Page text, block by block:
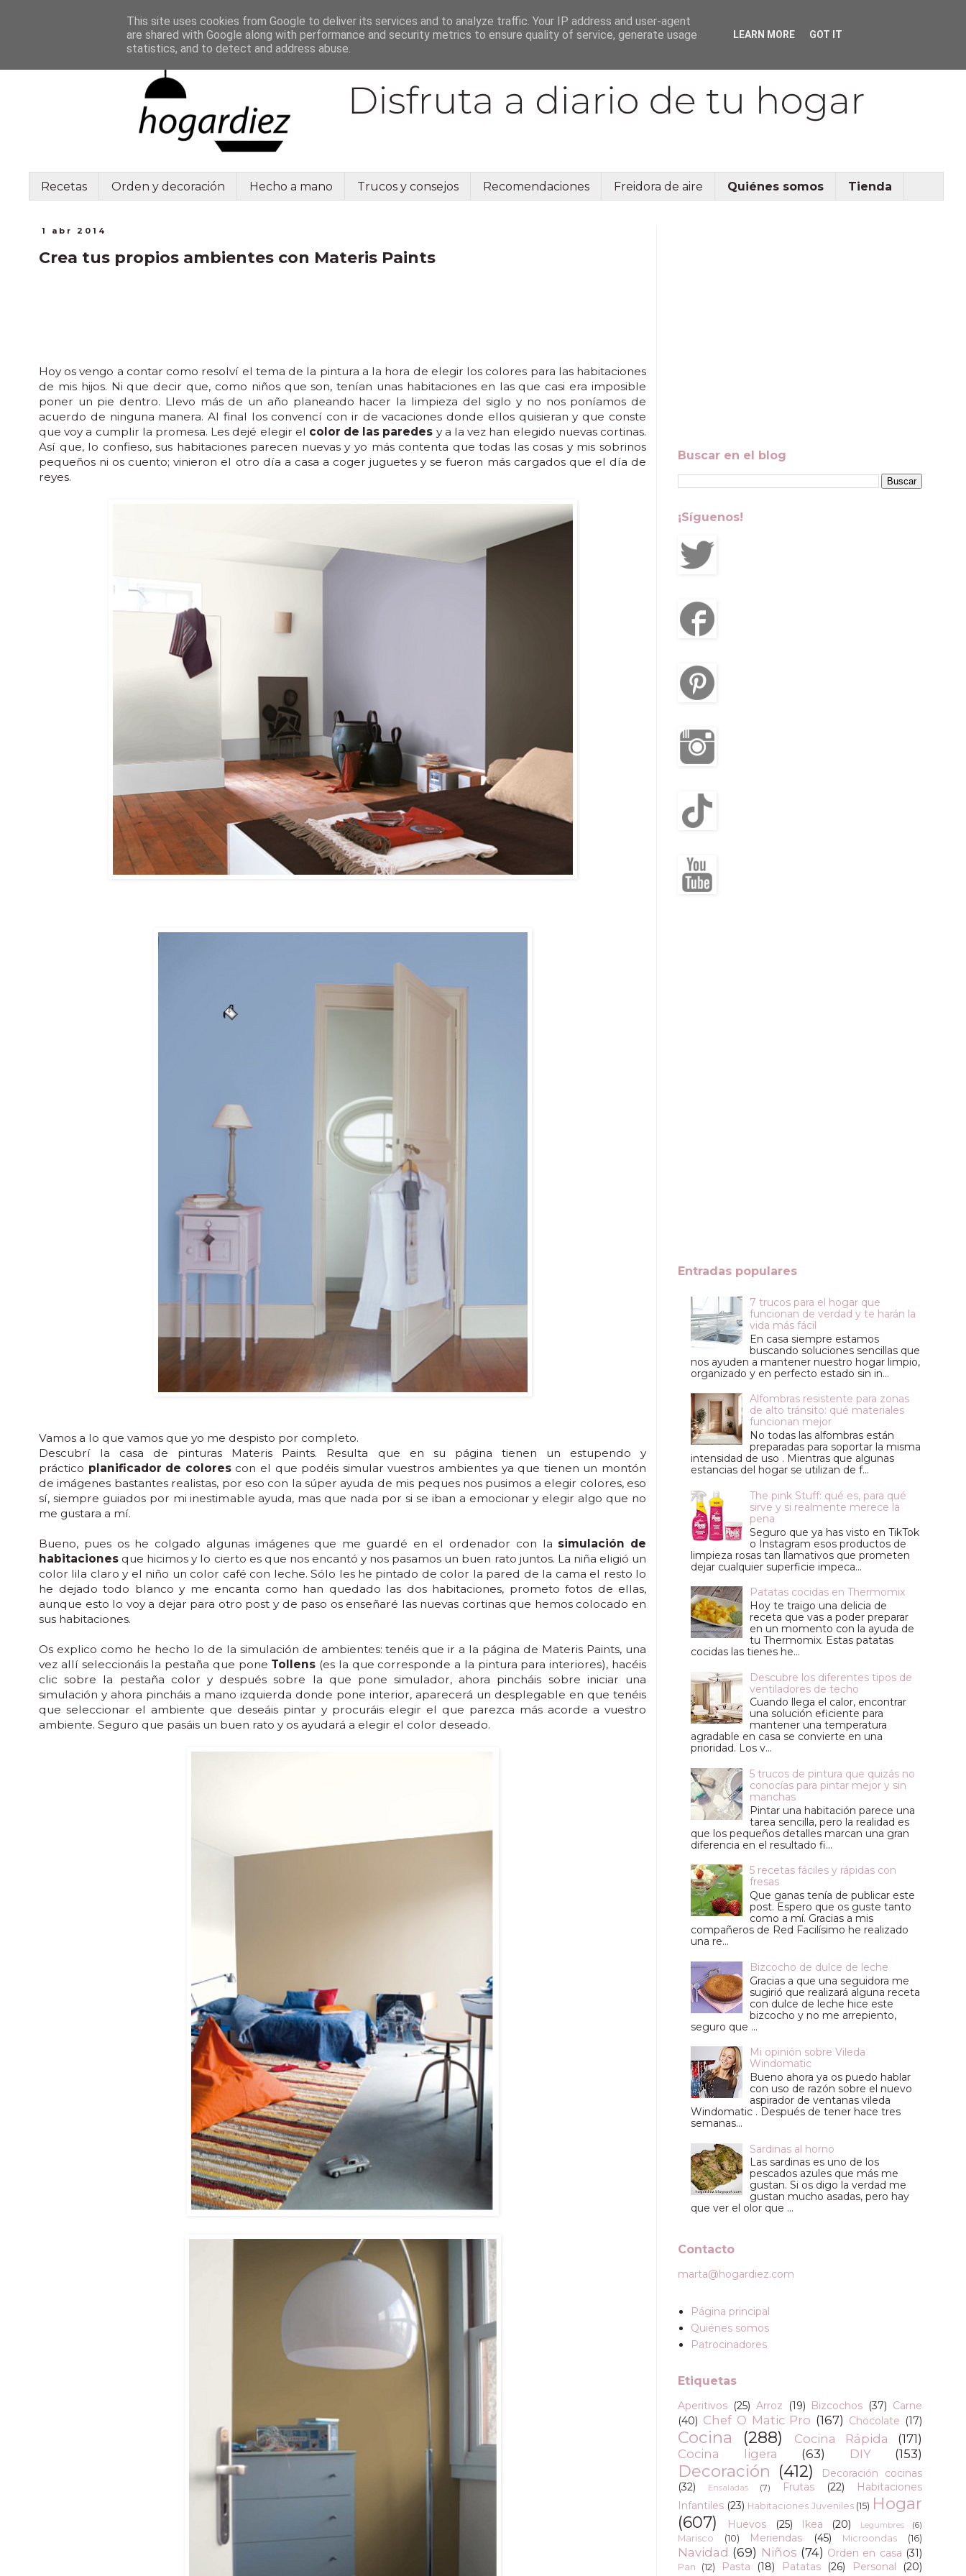
Recetas Orden y decoración Hecho a mano Trucos y consejos Recomendaciones Freidora de aire Quiénes somos Tienda
1 abr 2014
Crea tus propios ambientes con Materis Paints
Hoy os vengo a contar como resolví el tema de la pintura a la hora de elegir los colores para las habitaciones
de mis hijos. Ni que decir que, como niños que son, tenían unas habitaciones en las que casi era imposible
poner un pie dentro. Llevo más de un año planeando hacer la limpieza del siglo y no nos poníamos de
acuerdo de ninguna manera. Al final los convencí con ir de vacaciones donde ellos quisieran y que conste
que voy a cumplir la promesa. Les dejé elegir el color de las paredes y a la vez han elegido nuevas cortinas.
Así que, lo confieso, sus habitaciones parecen nuevas y yo más contenta que todas las cosas y mis sobrinos
pequeños ni os cuento; vinieron el otro día a casa a coger juguetes y se fueron más cargados que el día de
reyes.
Vamos a lo que vamos que yo me despisto por completo.
Descubrí la casa de pinturas Materis Paints. Resulta que en su página tienen un estupendo y
práctico planificador de colorescon el que podéis simular vuestros ambientes ya que tienen un montón
de imágenes bastantes realistas, por eso con la súper ayuda de mis peques nos pusimos a elegir colores, eso
sí, siempre guiados por mi inestimable ayuda, mas que nada por si se iban a emocionar y elegir algo que no
me gustara a mí.
Bueno, pues os he colgado algunas imágenes que me guardé en el ordenador con la simulación de
habitaciones que hicimos y lo cierto es que nos encantó y nos pasamos un buen rato juntos. La niña eligió un
color lila claro y el niño un color café con leche. Sólo les he pintado de color la pared de la cama el resto lo
he dejado todo blanco y me encanta como han quedado las dos habitaciones, prometo fotos de ellas,
aunque esto lo voy a dejar para otro post y de paso os enseñaré las nuevas cortinas que hemos colocado en
sus habitaciones.
Os explico como he hecho lo de la simulación de ambientes: tenéis que ir a la página de Materis Paints, una
vez allí seleccionáis la pestaña que pone Tollens (es la que corresponde a la pintura para interiores), hacéis
clic sobre la pestaña color y después sobre la que pone simulador, ahora pincháis sobre iniciar una
simulación y ahora pincháis a mano izquierda donde pone interior, aparecerá un desplegable en que tenéis
que seleccionar el ambiente que deseáis pintar y procuráis elegir el que parezca más acorde a vuestro
ambiente. Seguro que pasáis un buen rato y os ayudará a elegir el color deseado.
Buscar en el blog
¡Síguenos!
Entradas populares
7 trucos para el hogar que
funcionan de verdad y te harán la
vida más fácil
En casa siempre estamos
buscando soluciones sencillas que
nos ayuden a mantener nuestro hogar limpio,
organizado y en perfecto estado sin in...
Alfombras resistente para zonas
de alto tránsito: qué materiales
funcionan mejor
No todas las alfombras están
preparadas para soportar la misma
intensidad de uso . Mientras que algunas
estancias del hogar se utilizan de f...
The pink Stuff: qué es, para qué
sirve y si realmente merece la
pena
Seguro que ya has visto en TikTok
o Instagram esos productos de
limpieza rosas tan llamativos que prometen
dejar cualquier superficie impeca...
Patatas cocidas en Thermomix
Hoy te traigo una delicia de
receta que vas a poder preparar
en un momento con la ayuda de
tu Thermomix. Estas patatas
cocidas las tienes he...
Descubre los diferentes tipos de
ventiladores de techo
Cuando llega el calor, encontrar
una solución eficiente para
mantener una temperatura
agradable en casa se convierte en una
prioridad. Los v...
5 trucos de pintura que quizás no
conocías para pintar mejor y sin
manchas
Pintar una habitación parece una
tarea sencilla, pero la realidad es
que los pequeños detalles marcan una gran
diferencia en el resultado fi...
5 recetas fáciles y rápidas con
fresas
Que ganas tenía de publicar este
post. Espero que os guste tanto
como a mí. Gracias a mis
compañeros de Red Facilísimo he realizado
una re...
Bizcocho de dulce de leche
Gracias a que una seguidora me
sugirió que realizará alguna receta
con dulce de leche hice este
bizcocho y no me arrepiento,
seguro que ...
Mi opinión sobre Vileda
Windomatic
Bueno ahora ya os puedo hablar
con uso de razón sobre el nuevo
aspirador de ventanas vileda
Windomatic . Después de tener hace tres
semanas...
Sardinas al horno
Las sardinas es uno de los
pescados azules que más me
gustan. Si os digo la verdad me
gustan mucho asadas, pero hay
que ver el olor que ...
Contacto
marta@hogardiez.com
Página principal
Quiénes somos
Patrocinadores
Etiquetas
Aperitivos (25) Arroz (19) Bizcochos (37) Carne
(40) Chef O Matic Pro (167) Chocolate (17)
Cocina (288) Cocina Rápida
(171)
Cocina ligera
(63) DIY (153)
Decoración (412)
Decoración cocinas
(32)
Ensaladas (7) Frutas (22)
Habitaciones
Infantiles (23) Habitaciones Juveniles (15) Hogar
(607)
Huevos (25) Ikea (20) Legumbres (6)
Marisco (10) Meriendas (45) Microondas (16)
Navidad (69) Niños (74) Orden en casa (31)
Pan (12) Pasta (18) Patatas (26) Personal
(20)
This site uses cookies from Google to deliver its services and to analyze traffic. Your IP address and user-agent
are shared with Google along with performance and security metrics to ensure quality of service, generate usage
statistics, and to detect and address abuse.
LEARN MORE GOT IT